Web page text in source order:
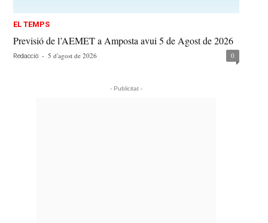
EL TEMPS
Previsió de l’AEMET a Amposta avui 5 de Agost de 2026
Redacció - 5 d'agost de 2026 0
- Publicitat -